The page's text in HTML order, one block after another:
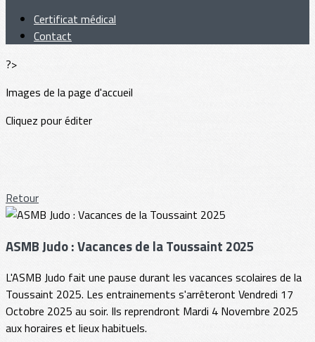
Certificat médical
Contact
?>
Images de la page d'accueil
Cliquez pour éditer
Retour
ASMB Judo : Vacances de la Toussaint 2025
L'ASMB Judo fait une pause durant les vacances scolaires de la
Toussaint 2025. Les entrainements s'arrêteront Vendredi 17
Octobre 2025 au soir. Ils reprendront Mardi 4 Novembre 2025
aux horaires et lieux habituels.